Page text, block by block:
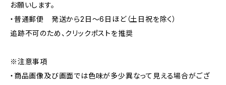
お願いします。
・普通郵便 発送から2日〜6日ほど（土日祝を除く）
追跡不可のため、クリックポストを推奨
※注意事項
・商品画像及び画面では色味が多少異なって見える場合がござ